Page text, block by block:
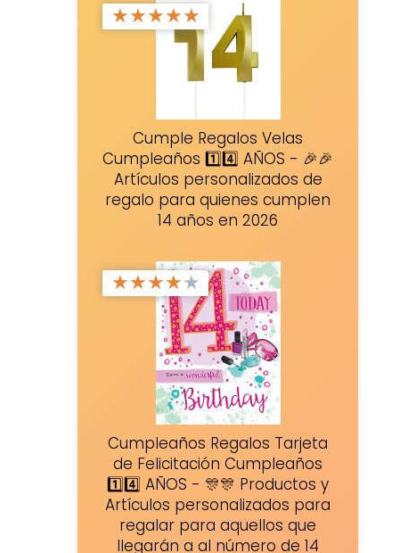
★★★★★
Cumple Regalos Velas
Cumpleaños 1️⃣4️⃣ AÑOS - 🎉🎉
Artículos personalizados de
regalo para quienes cumplen
14 años en 2026
★★★★★
Cumpleaños Regalos Tarjeta
de Felicitación Cumpleaños
1️⃣4️⃣ AÑOS - 🎊🎊 Productos y
Artículos personalizados para
regalar para aquellos que
llegarán a al número de 14